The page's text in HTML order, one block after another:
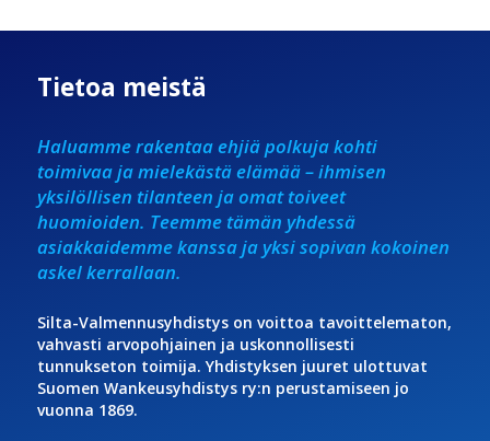
Tietoa meistä
Haluamme rakentaa ehjiä polkuja kohti
toimivaa ja mielekästä elämää – ihmisen
yksilöllisen tilanteen ja omat toiveet
huomioiden. Teemme tämän yhdessä
asiakkaidemme kanssa ja yksi sopivan kokoinen
askel kerrallaan.
Silta-Valmennusyhdistys on voittoa tavoittelematon,
vahvasti arvopohjainen ja uskonnollisesti
tunnukseton toimija. Yhdistyksen juuret ulottuvat
Suomen Wankeusyhdistys ry:n perustamiseen jo
vuonna 1869.